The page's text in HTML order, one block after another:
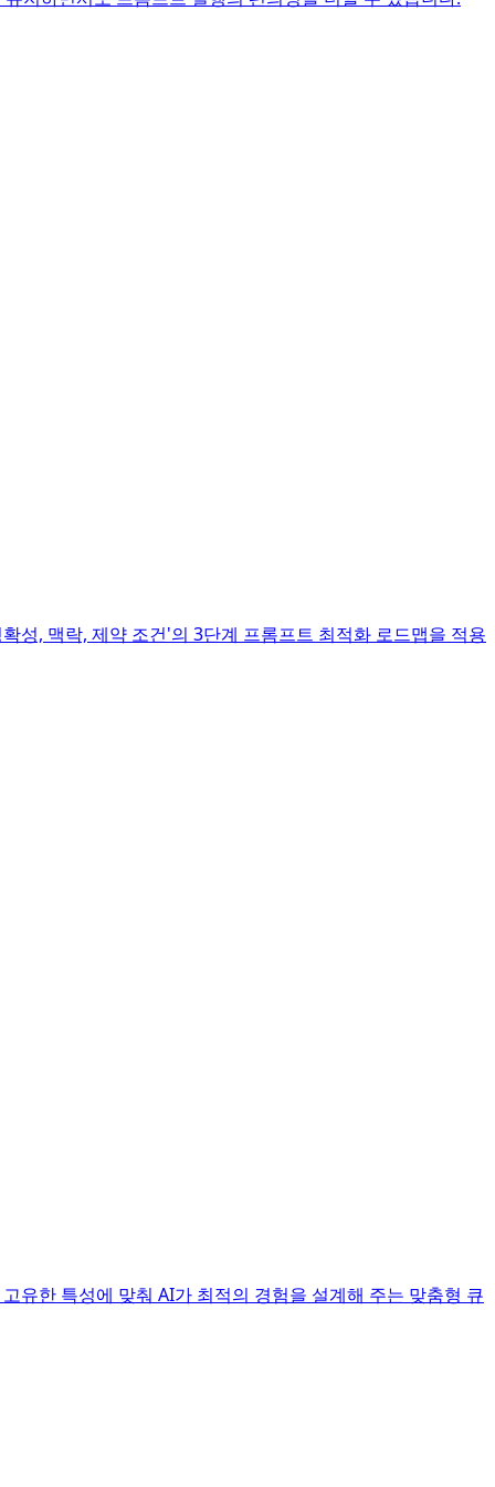
성, 맥락, 제약 조건'의 3단계 프롬프트 최적화 로드맵을 적용
유한 특성에 맞춰 AI가 최적의 경험을 설계해 주는 맞춤형 큐